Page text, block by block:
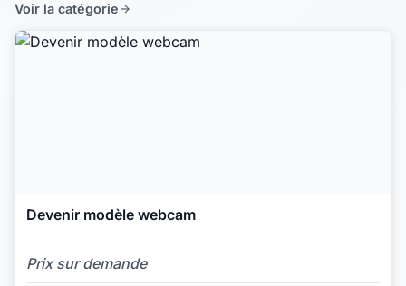
Voir la catégorie
Devenir modèle webcam
Prix sur demande